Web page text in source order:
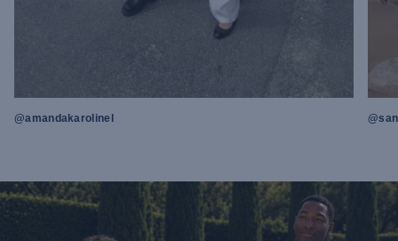
@amandakarolinel